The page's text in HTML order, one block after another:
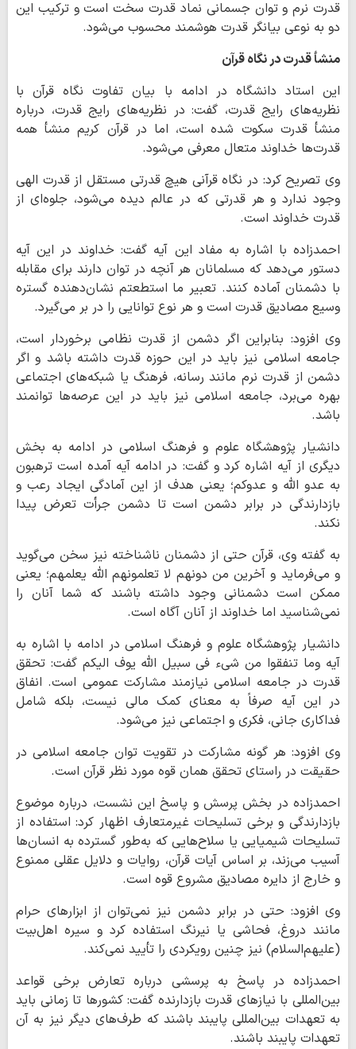
قدرت نرم و توان جسمانی نماد قدرت سخت است و ترکیب این
دو به نوعی بیانگر قدرت هوشمند محسوب می‌شود.
منشأ قدرت در نگاه قرآن
این استاد دانشگاه در ادامه با بیان تفاوت نگاه قرآن با
نظریه‌های رایج قدرت، گفت: در نظریه‌های رایج قدرت، درباره
منشأ قدرت سکوت شده است، اما در قرآن کریم منشأ همه
قدرت‌ها خداوند متعال معرفی می‌شود.
وی تصریح کرد: در نگاه قرآنی هیچ قدرتی مستقل از قدرت الهی
وجود ندارد و هر قدرتی که در عالم دیده می‌شود، جلوه‌ای از
قدرت خداوند است.
احمدزاده با اشاره به مفاد این آیه گفت: خداوند در این آیه
دستور می‌دهد که مسلمانان هر آنچه در توان دارند برای مقابله
با دشمنان آماده کنند. تعبیر ما استطعتم نشان‌دهنده گستره
وسیع مصادیق قدرت است و هر نوع توانایی را در بر می‌گیرد.
وی افزود: بنابراین اگر دشمن از قدرت نظامی برخوردار است،
جامعه اسلامی نیز باید در این حوزه قدرت داشته باشد و اگر
دشمن از قدرت نرم مانند رسانه، فرهنگ یا شبکه‌های اجتماعی
بهره می‌برد، جامعه اسلامی نیز باید در این عرصه‌ها توانمند
باشد.
دانشیار پژوهشگاه علوم و فرهنگ اسلامی در ادامه به بخش
دیگری از آیه اشاره کرد و گفت: در ادامه آیه آمده است ترهبون
به عدو الله و عدوکم؛ یعنی هدف از این آمادگی ایجاد رعب و
بازدارندگی در برابر دشمن است تا دشمن جرأت تعرض پیدا
نکند.
به گفته وی، قرآن حتی از دشمنان ناشناخته نیز سخن می‌گوید
و می‌فرماید و آخرین من دونهم لا تعلمونهم الله یعلمهم؛ یعنی
ممکن است دشمنانی وجود داشته باشند که شما آنان را
نمی‌شناسید اما خداوند از آنان آگاه است.
دانشیار پژوهشگاه علوم و فرهنگ اسلامی در ادامه با اشاره به
آیه وما تنفقوا من شیء فی سبیل الله یوف الیکم گفت: تحقق
قدرت در جامعه اسلامی نیازمند مشارکت عمومی است. انفاق
در این آیه صرفاً به معنای کمک مالی نیست، بلکه شامل
فداکاری جانی، فکری و اجتماعی نیز می‌شود.
وی افزود: هر گونه مشارکت در تقویت توان جامعه اسلامی در
حقیقت در راستای تحقق همان قوه مورد نظر قرآن است.
احمدزاده در بخش پرسش و پاسخ این نشست، درباره موضوع
بازدارندگی و برخی تسلیحات غیرمتعارف اظهار کرد: استفاده از
تسلیحات شیمیایی یا سلاح‌هایی که به‌طور گسترده به انسان‌ها
آسیب می‌زند، بر اساس آیات قرآن، روایات و دلایل عقلی ممنوع
و خارج از دایره مصادیق مشروع قوه است.
وی افزود: حتی در برابر دشمن نیز نمی‌توان از ابزارهای حرام
مانند دروغ، فحاشی یا نیرنگ استفاده کرد و سیره اهل‌بیت
(علیهم‌السلام) نیز چنین رویکردی را تأیید نمی‌کند.
احمدزاده در پاسخ به پرسشی درباره تعارض برخی قواعد
بین‌المللی با نیازهای قدرت بازدارنده گفت: کشورها تا زمانی باید
به تعهدات بین‌المللی پایبند باشند که طرف‌های دیگر نیز به آن
تعهدات پایبند باشند.